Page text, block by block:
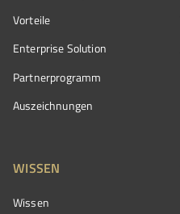
Vorteile
Enterprise Solution
Partnerprogramm
Auszeichnungen
WISSEN
Wissen